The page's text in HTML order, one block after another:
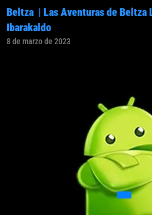
Beltza | Las Aventuras de Beltza
Ibarakaldo
8 de marzo de 2023